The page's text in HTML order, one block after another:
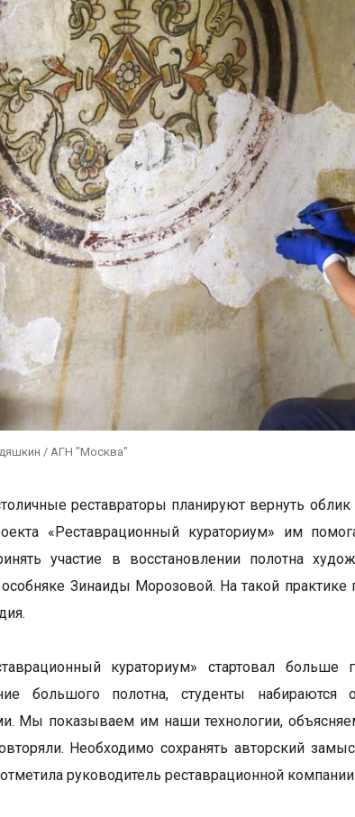
/ АГН "Москва"
реставраторы планируют вернуть
«Реставрационный кураториум» им
участие в восстановлении полотна
Зинаиды Морозовой. На такой
кураториум» стартовал
большого полотна, студенты
Мы показываем им наши технологии,
Необходимо сохранять авторский
руководитель реставрационной